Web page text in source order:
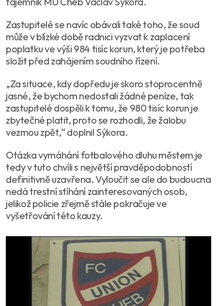
Zastupitelé se navíc obávali také toho, že soud
může v blízké době radnici vyzvat k zaplacení
poplatku ve výši 984 tisíc korun, který je potřeba
složit před zahájením soudního řízení.
„Za situace, kdy dopředu je skoro stoprocentně
jasné, že bychom nedostali žádné peníze, tak
zastupitelé dospěli k tomu, že 980 tisíc korun je
zbytečné platit, proto se rozhodli, že žalobu
vezmou zpět,“ doplnil Sýkora.
Otázka vymáhání fotbalového dluhu městem je
tedy v tuto chvíli s největší pravděpodobností
definitivně uzavřena. Vyloučit se ale do budoucna
nedá trestní stíhání zainteresovaných osob,
jelikož policie zřejmě stále pokračuje ve
vyšetřování této kauzy.